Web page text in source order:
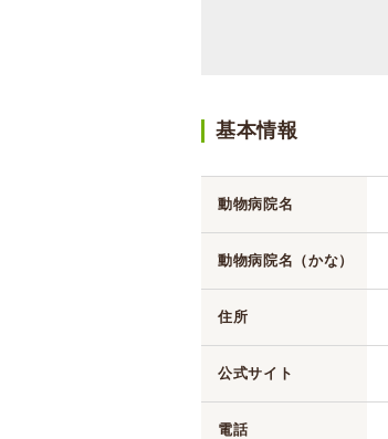
基本情報
動物病院名
動物病院名（かな）
住所
公式サイト
電話